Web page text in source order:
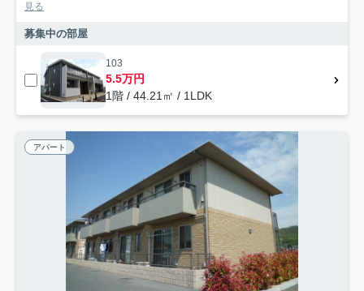
見る
募集中の部屋
103
5.5万円
1階 / 44.21㎡ / 1LDK
アパート